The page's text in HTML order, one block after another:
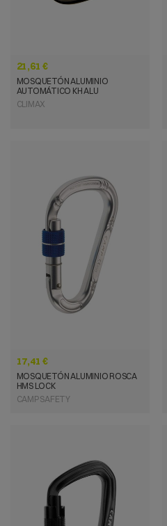
21,61 €
MOSQUETÓN ALUMINIO
AUTOMÁTICO KH ALU
CLIMAX
VISTA RÁPIDA
17,41 €
MOSQUETÓN ALUMINIO ROSCA
HMS LOCK
CAMP SAFETY